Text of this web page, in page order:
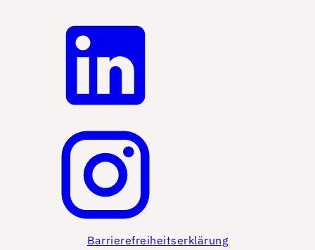
Barrierefreiheitserklärung